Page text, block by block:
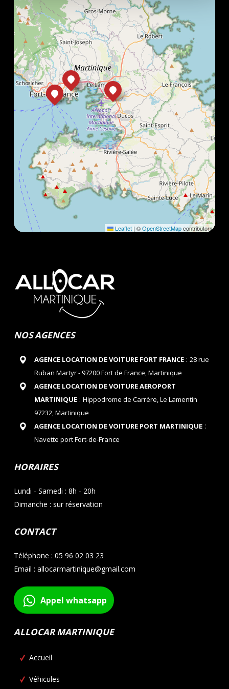
Leaflet | ©OpenStreetMapcontributors
NOS AGENCES
AGENCE LOCATION DE VOITURE FORT FRANCE: 28 rue
Ruban Martyr - 97200 Fort de France, Martinique
AGENCE LOCATION DE VOITURE AEROPORT
MARTINIQUE: Hippodrome de Carrère, Le Lamentin
97232, Martinique
AGENCE LOCATION DE VOITURE PORT MARTINIQUE:
Navette port Fort-de-France
HORAIRES
Lundi - Samedi : 8h - 20h
Dimanche : sur réservation
CONTACT
Téléphone : 05 96 02 03 23
Email : allocarmartinique@gmail.com
Appel whatsapp
ALLOCAR MARTINIQUE
Accueil
Véhicules